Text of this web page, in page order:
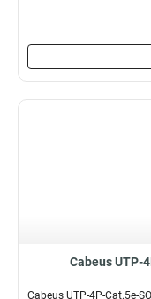
Cabeus UTP-
Cabeus UTP-4P-Cat.5e-